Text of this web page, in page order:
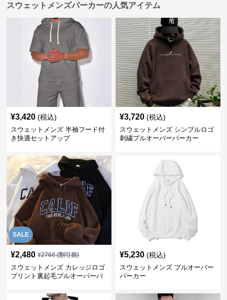
スウェットメンズパーカーの人気アイテム
¥3,420 (税込)
スウェットメンズ 半袖フード付
き快適セットアップ
¥3,720 (税込)
スウェットメンズ シンプルロゴ
刺繍プルオーバーパーカー
SALE
¥2,480 ¥2760(割引前)
スウェットメンズ カレッジロゴ
プリント裏起毛プルオーバーパ
¥5,230 (税込)
スウェットメンズ プルオーバー
パーカー